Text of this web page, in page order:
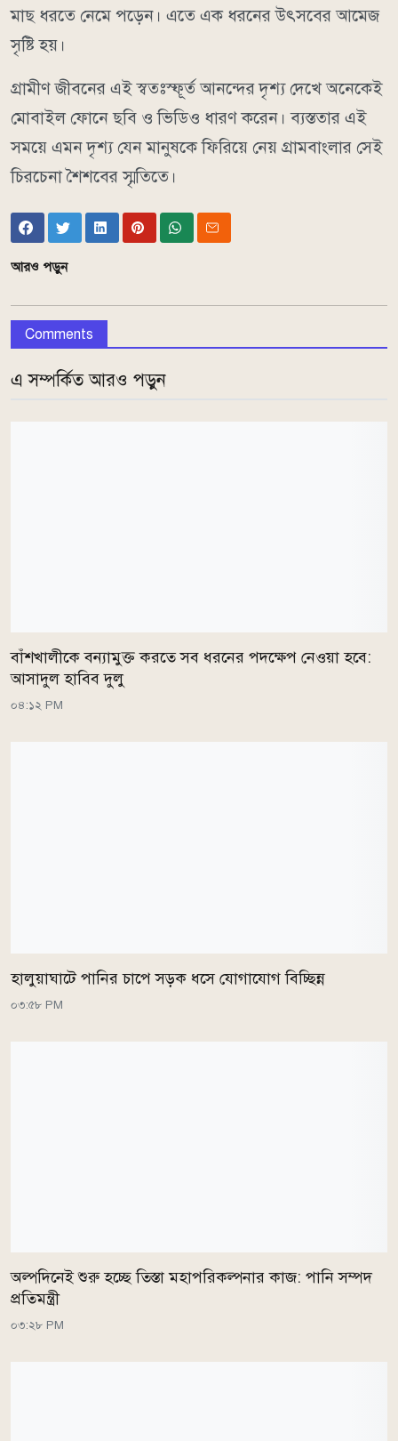
মাছ ধরতে নেমে পড়েন। এতে এক ধরনের উৎসবের আমেজ
সৃষ্টি হয়।
গ্রামীণ জীবনের এই স্বতঃস্ফূর্ত আনন্দের দৃশ্য দেখে অনেকেই
মোবাইল ফোনে ছবি ও ভিডিও ধারণ করেন। ব্যস্ততার এই
সময়ে এমন দৃশ্য যেন মানুষকে ফিরিয়ে নেয় গ্রামবাংলার সেই
চিরচেনা শৈশবের স্মৃতিতে।
আরও পড়ুন
Comments
এ সম্পর্কিত আরও পড়ুন
বাঁশখালীকে বন্যামুক্ত করতে সব ধরনের পদক্ষেপ নেওয়া হবে:
আসাদুল হাবিব দুলু
০৪:১২ PM
হালুয়াঘাটে পানির চাপে সড়ক ধসে যোগাযোগ বিচ্ছিন্ন
০৩:৫৮ PM
অল্পদিনেই শুরু হচ্ছে তিস্তা মহাপরিকল্পনার কাজ: পানি সম্পদ
প্রতিমন্ত্রী
০৩:২৮ PM